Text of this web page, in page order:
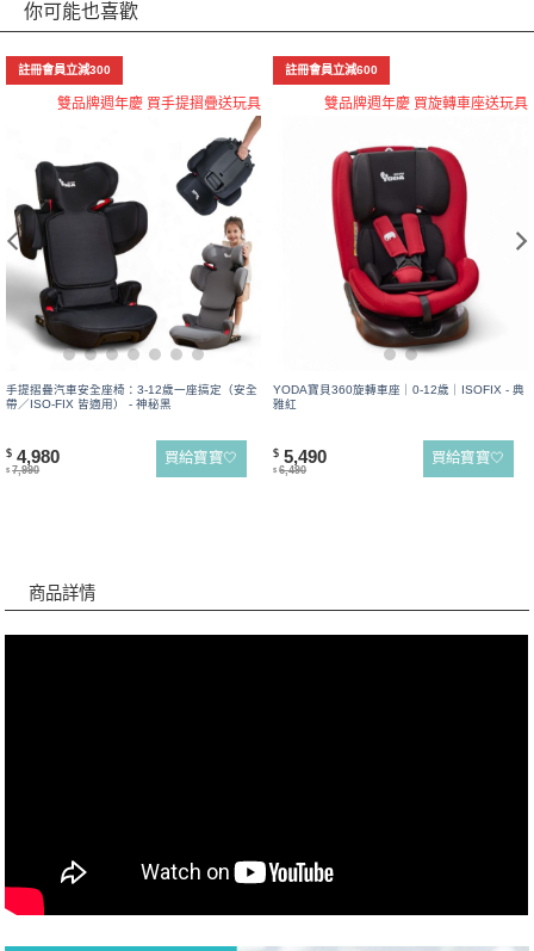
你可能也喜歡
註冊會員立減300
雙品牌週年慶 買手提摺疊送玩具
手提摺疊汽車安全座椅：3-12歲一座搞定（安全
帶／ISO-FIX 皆適用） - 神秘黑
$ 4,980
$ 7,990
買給寶寶🤍
註冊會員立減600
雙品牌週年慶 買旋轉車座送玩具
YODA寶貝360旋轉車座｜0-12歲｜ISOFIX - 典
雅紅
$ 5,490
$ 6,490
買給寶寶🤍
商品詳情